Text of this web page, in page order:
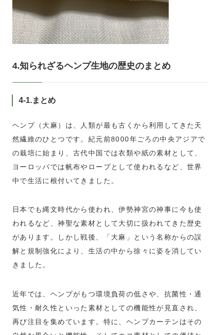
4.知られざるヘンプ生地の歴史のまとめ
4-1.まとめ
ヘンプ（大麻）は、人類が最も古くから利用してきた天
然繊維のひとつです。紀元前8000年ごろの中央アジアで
の栽培に始まり、古代中国では衣類や紙の素材として、
ヨーロッパでは帆布やロープとして使われるなど、世界
中で生活に根付いてきました。
日本でも縄文時代から使われ、伊勢神宮の神事に今も使
われるなど、神聖な素材として大切に扱われてきた歴史
があります。しかし戦後、「大麻」という名称からの誤
解と規制強化により、生活の中から徐々に姿を消してい
きました。
近年では、ヘンプがもつ環境負荷の低さや、抗菌性・通
気性・耐久性といった素材としての機能性が見直され、
再び注目を集めています。特に、ヘンプカーテンはその